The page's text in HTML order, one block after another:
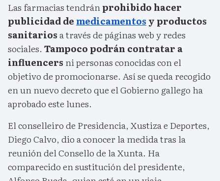
Las farmacias tendránprohibido hacer
publicidad de medicamentos y productos
sanitariosa través de páginas web y redes
sociales. Tampoco podrán contratar a
influencers ni personas conocidas con el
objetivo de promocionarse. Así se queda recogido
en un nuevo decreto que el Gobierno gallego ha
aprobado este lunes.
El conselleiro de Presidencia, Xustiza e Deportes,
Diego Calvo, dio a conocer la medida tras la
reunión del Consello de la Xunta. Ha
comparecido en sustitución del presidente,